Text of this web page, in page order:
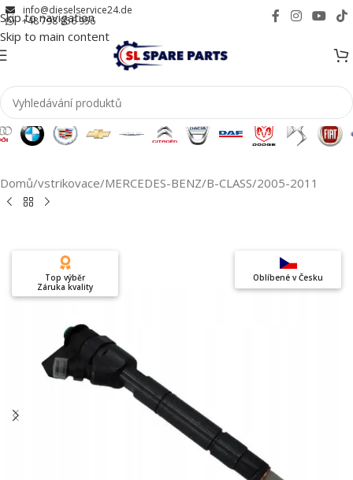
Skip to navigation
Skip to main content
info@dieselservice24.de
+48 798 956 956
Domů/vstrikovace/MERCEDES-BENZ/B-CLASS/2005-2011
Oblíbené v Česku
Top výběr
Záruka kvality